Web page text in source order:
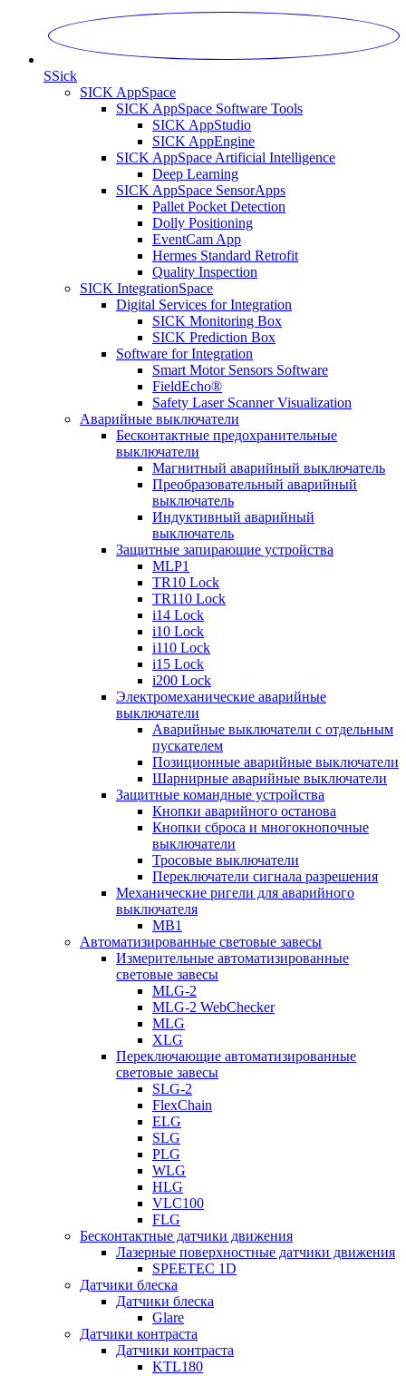
SSick
SICK AppSpace
SICK AppSpace Software Tools
SICK AppStudio
SICK AppEngine
SICK AppSpace Artificial Intelligence
Deep Learning
SICK AppSpace SensorApps
Pallet Pocket Detection
Dolly Positioning
EventCam App
Hermes Standard Retrofit
Quality Inspection
SICK IntegrationSpace
Digital Services for Integration
SICK Monitoring Box
SICK Prediction Box
Software for Integration
Smart Motor Sensors Software
FieldEcho®
Safety Laser Scanner Visualization
Аварийные выключатели
Бесконтактные предохранительные
выключатели
Магнитный аварийный выключатель
Преобразовательный аварийный
выключатель
Индуктивный аварийный
выключатель
Защитные запирающие устройства
MLP1
TR10 Lock
TR110 Lock
i14 Lock
i10 Lock
i110 Lock
i15 Lock
i200 Lock
Электромеханические аварийные
выключатели
Аварийные выключатели с отдельным
пускателем
Позиционные аварийные выключатели
Шарнирные аварийные выключатели
Защитные командные устройства
Кнопки аварийного останова
Кнопки сброса и многокнопочные
выключатели
Тросовые выключатели
Переключатели сигнала разрешения
Механические ригели для аварийного
выключателя
MB1
Автоматизированные световые завесы
Измерительные автоматизированные
световые завесы
MLG-2
MLG-2 WebChecker
MLG
XLG
Переключающие автоматизированные
световые завесы
SLG-2
FlexChain
ELG
SLG
PLG
WLG
HLG
VLC100
FLG
Бесконтактные датчики движения
Лазерные поверхностные датчики движения
SPEETEC 1D
Датчики блеска
Датчики блеска
Glare
Датчики контраста
Датчики контраста
KTL180